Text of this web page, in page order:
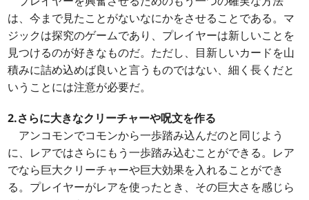
は、今まで見たことがないなにかをさせることである。マ
ジックは探究のゲームであり、プレイヤーは新しいことを
見つけるのが好きなものだ。ただし、目新しいカードを山
積みに詰め込めば良いと言うものではない、細く長くだと
いうことには注意が必要だ。
2.さらに大きなクリーチャーや呪文を作る
アンコモンでコモンから一歩踏み込んだのと同じよう
に、レアではさらにもう一歩踏み込むことができる。レア
でなら巨大クリーチャーや巨大効果を入れることができ
る。プレイヤーがレアを使ったとき、その巨大さを感じら